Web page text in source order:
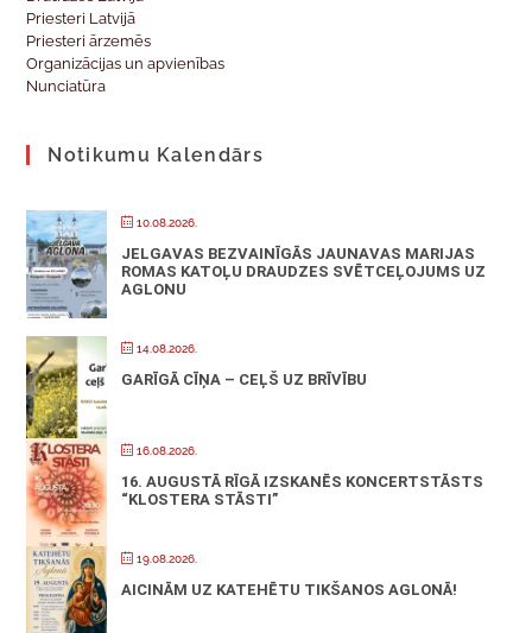
Priesteri Latvijā
Priesteri ārzemēs
Organizācijas un apvienības
Nunciatūra
Notikumu Kalendārs
10.08.2026.
JELGAVAS BEZVAINĪGĀS JAUNAVAS MARIJAS
ROMAS KATOĻU DRAUDZES SVĒTCEĻOJUMS UZ
AGLONU
14.08.2026.
GARĪGĀ CĪŅA – CEĻŠ UZ BRĪVĪBU
16.08.2026.
16. AUGUSTĀ RĪGĀ IZSKANĒS KONCERTSTĀSTS
“KLOSTERA STĀSTI”
19.08.2026.
AICINĀM UZ KATEHĒTU TIKŠANOS AGLONĀ!